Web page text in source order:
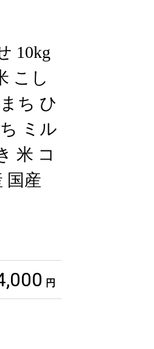
10kg
こし
ち ひ
ミル
米 コ
国産
円